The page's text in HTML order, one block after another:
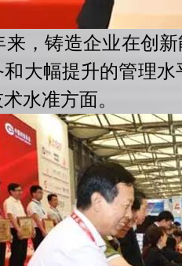
，铸造企业在创
大幅提升的管理
水准方面。